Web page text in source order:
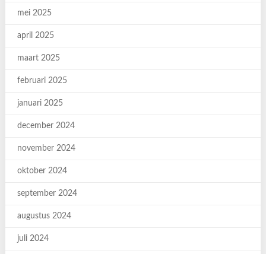
mei 2025
april 2025
maart 2025
februari 2025
januari 2025
december 2024
november 2024
oktober 2024
september 2024
augustus 2024
juli 2024